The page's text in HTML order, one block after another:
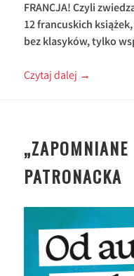
FRANCJA! Czyli
12 francuskich
bez klasyków, tylko
Czytaj dalej →
PATRONACKA